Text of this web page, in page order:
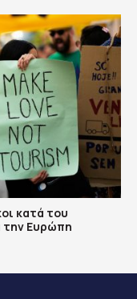
κατά του
την Ευρώπη